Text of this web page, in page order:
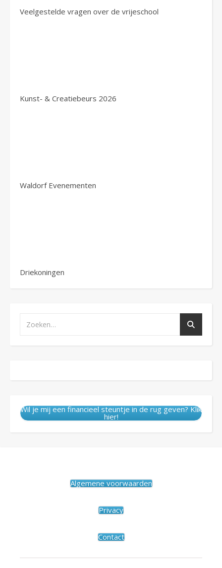
Veelgestelde vragen over de vrijeschool
Kunst- & Creatiebeurs 2026
Waldorf Evenementen
Driekoningen
Wil je mij een financieel steuntje in de rug geven? Klik
hier!
Algemene voorwaarden
Privacy
Contact